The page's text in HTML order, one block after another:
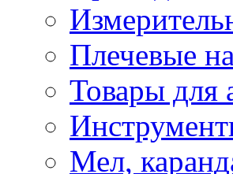
Плечевые
Товары для
Мел,